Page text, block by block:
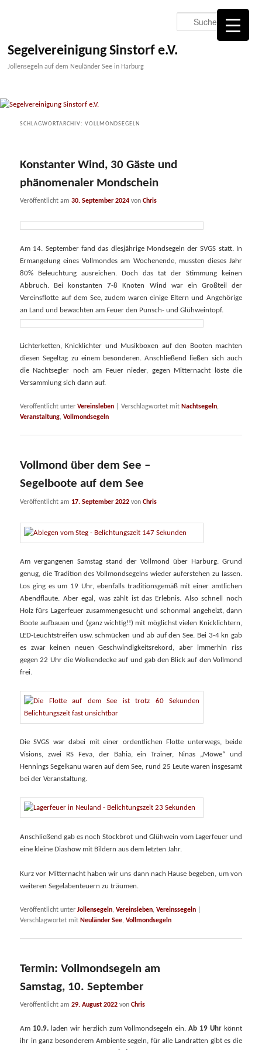
Segelvereinigung Sinstorf e.V.
Jollensegeln auf dem Neuländer See in Harburg
SCHLAGWORTARCHIV:VOLLMONDSEGELN
Konstanter Wind, 30 Gäste und
phänomenaler Mondschein
Veröffentlicht am30. September 2024 vonChris
Am 14. September fand das diesjährige Mondsegeln der SVGS statt. In
Ermangelung eines Vollmondes am Wochenende, mussten dieses Jahr
80% Beleuchtung ausreichen. Doch das tat der Stimmung keinen
Abbruch. Bei konstanten 7-8 Knoten Wind war ein Großteil der
Vereinsflotte auf dem See, zudem waren einige Eltern und Angehörige
an Land und bewachten am Feuer den Punsch- und Glühweintopf.
Lichterketten, Knicklichter und Musikboxen auf den Booten machten
diesen Segeltag zu einem besonderen. Anschließend ließen sich auch
die Nachtsegler noch am Feuer nieder, gegen Mitternacht löste die
Versammlung sich dann auf.
Veröffentlicht unter Vereinsleben |Verschlagwortet mit Nachtsegeln,
Veranstaltung,Vollmondsegeln
Vollmond über dem See –
Segelboote auf dem See
Veröffentlicht am 17. September 2022 vonChris
Am vergangenen Samstag stand der Vollmond über Harburg. Grund
genug, die Tradition des Vollmondsegelns wieder auferstehen zu lassen.
Los ging es um 19 Uhr, ebenfalls traditionsgemäß mit einer amtlichen
Abendflaute. Aber egal, was zählt ist das Erlebnis. Also schnell noch
Holz fürs Lagerfeuer zusammengesucht und schonmal angeheizt, dann
Boote aufbauen und (ganz wichtig!!) mit möglichst vielen Knicklichtern,
LED-Leuchtstreifen usw. schmücken und ab auf den See. Bei 3-4 kn gab
es zwar keinen neuen Geschwindigkeitsrekord, aber immerhin riss
gegen 22 Uhr die Wolkendecke auf und gab den Blick auf den Vollmond
frei.
Die SVGS war dabei mit einer ordentlichen Flotte unterwegs, beide
Visions, zwei RS Feva, der Bahia, ein Trainer, Ninas „Möwe“ und
Hennings Segelkanu waren auf dem See, rund 25 Leute waren insgesamt
bei der Veranstaltung.
Anschließend gab es noch Stockbrot und Glühwein vom Lagerfeuer und
eine kleine Diashow mit Bildern aus dem letzten Jahr.
Kurz vor Mitternacht haben wir uns dann nach Hause begeben, um von
weiteren Segelabenteuern zu träumen.
Veröffentlicht unter Jollensegeln,Vereinsleben,Vereinssegeln
Verschlagwortet mit Neuländer See,Vollmondsegeln
Termin: Vollmondsegeln am
Samstag, 10. September
Veröffentlicht am29. August 2022 vonChris
Am 10.9.laden wir herzlich zum Vollmondsegeln ein.Ab 19 Uhr könnt
ihr in ganz besonderem Ambiente segeln, für alle Landratten gibt es die